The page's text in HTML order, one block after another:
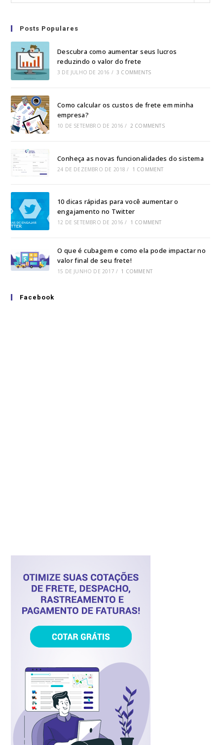
Posts Populares
Descubra como aumentar seus lucros
reduzindo o valor do frete
3 DE JULHO DE 2016 / 3 COMMENTS
Como calcular os custos de frete em minha
empresa?
10 DE SETEMBRO DE 2016 / 2 COMMENTS
Conheça as novas funcionalidades do sistema
24 DE DEZEMBRO DE 2018 / 1 COMMENT
10 dicas rápidas para você aumentar o
engajamento no Twitter
12 DE SETEMBRO DE 2016 / 1 COMMENT
O que é cubagem e como ela pode impactar no
valor final de seu frete!
15 DE JUNHO DE 2017 / 1 COMMENT
Facebook